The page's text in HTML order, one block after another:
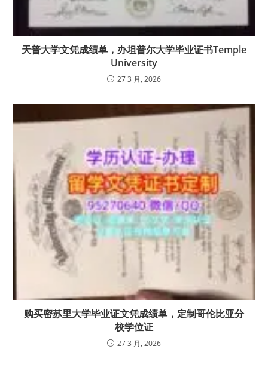
天普大学文凭成绩单，办坦普尔大学毕业证书Temple
University
27 3 月, 2026
购买密苏里大学毕业证文凭成绩单，定制哥伦比亚分
校学位证
27 3 月, 2026